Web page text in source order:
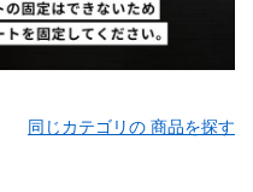
同じカテゴリの 商品を探す